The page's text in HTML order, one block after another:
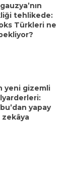
tehlikede:
Türkleri ne
yeni gizemli
yapay
zekâya